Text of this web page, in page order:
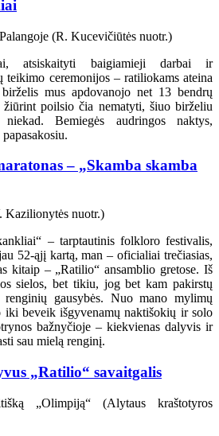
atsiskaityti baigiamieji darbai ir
teikimo ceremonijos – ratiliokams ateina
mus apdovanojo net 13 bendrų
poilsio čia nematyti, šiuo birželiu
niekad. Bemiegės audringos naktys,
– „Skamba skamba
– tarptautinis folkloro festivalis,
52-ąjį kartą, man – oficialiai trečiasias,
kitaip – „Ratilio“ ansamblio gretose. Iš
sielos, bet tikiu, jog bet kam pakirstų
gausybės. Nuo mano mylimų
iki beveik išgyvenamų naktišokių ir solo
bažnyčioje – kiekvienas dalyvis ir
sau mielą renginį.
„Ratilio“ savaitgalis